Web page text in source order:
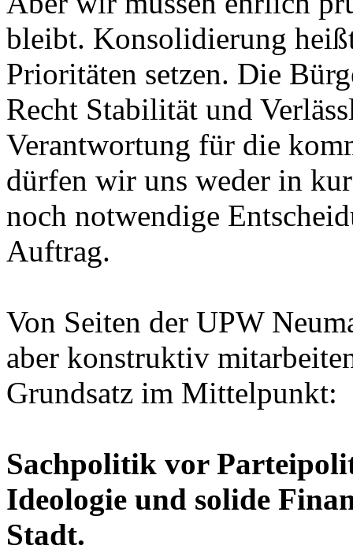
bleibt. Konsolidierung
Prioritäten setzen. Die
Recht Stabilität und
Verantwortung für die
dürfen wir uns weder in
noch notwendige
Auftrag.
Von Seiten der UPW
aber konstruktiv
Grundsatz im Mittelpunkt:
Sachpolitik vor
Ideologie und solide
Stadt.